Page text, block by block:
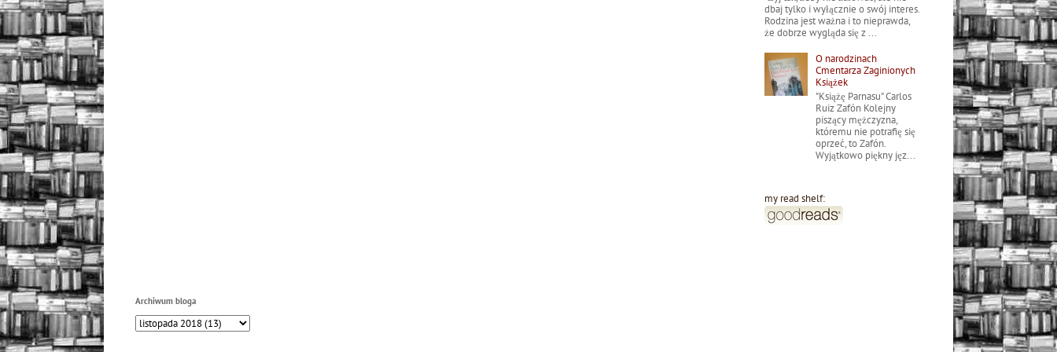
dbaj tylko i wyłącznie o swój interes.
Rodzina jest ważna i to nieprawda,
że dobrze wygląda się z ...
O narodzinach
Cmentarza Zaginionych
Książek
"Książę Parnasu" Carlos
Ruiz Zafón Kolejny
piszący mężczyzna,
któremu nie potrafię się
oprzeć, to Zafón.
Wyjątkowo piękny jęz...
my read shelf:
Archiwum bloga